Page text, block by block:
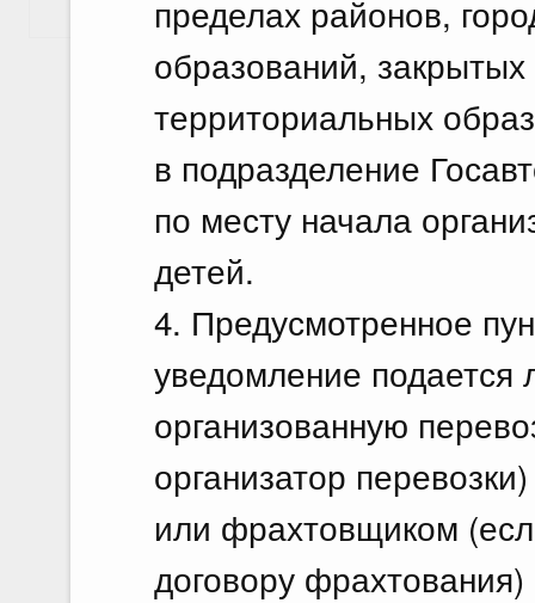
пределах районов,
образований,
территориальных
в подразделение
по месту начала
детей.
4. Предусмотренное
уведомление
организованную
организатор
или фрахтовщиком
договору
Показать еще